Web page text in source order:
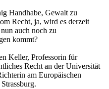
Handhabe, Gewalt zu
Recht, ja, wird es derzeit
auch noch zu
kommt?
Keller, Professorin für
Recht an der Universität
am Europäischen